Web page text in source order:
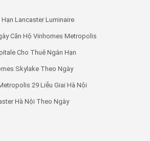
Lancaster Luminaire
Căn Hộ Vinhomes Metropolis
Cho Thuê Ngắn Hạn
Skylake Theo Ngày
29 Liễu Giai Hà Nội
Hà Nội Theo Ngày